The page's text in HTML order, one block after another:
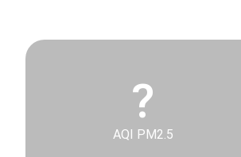
?
AQI PM2.5